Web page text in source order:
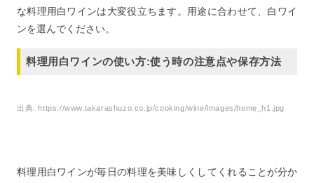
な料理用白ワインは大変役立ちます。用途に合わせて、白ワイ
ンを選んでください。
料理用白ワインの使い方:使う時の注意点や保存方法
出典:https://www.takarashuzo.co.jp/cooking/wine/images/home_h1.jpg
料理用白ワインが毎日の料理を美味しくしてくれることが分か